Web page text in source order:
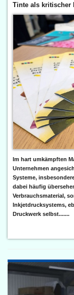
Tinte als kritischer
Im hart umkämpften
Unternehmen
Systeme,
dabei häufig
Verbrauchsmaterial,
Inkjetdrucksystems,
Druckwerk selbst.......